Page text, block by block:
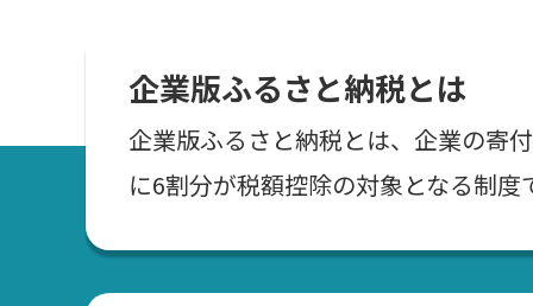
企業版ふるさと納税とは
企業版ふるさと納税とは、企業の寄
に6割分が税額控除の対象となる制度